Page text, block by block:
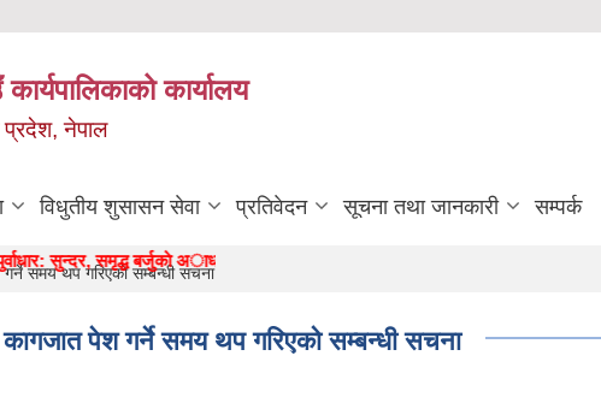
कार्यालय
प्रदेश, नेपाल
विधुतीय शुसासन सेवा प्रतिवेदन सूचना तथा जानकारी सम्पर्क
सुन्दर, समृद्ध बर्जुकाे अाधार "
समय थप गरिएको सम्बन्धी सचना
कागजात पेश गर्ने समय थप गरिएको सम्बन्धी सचना